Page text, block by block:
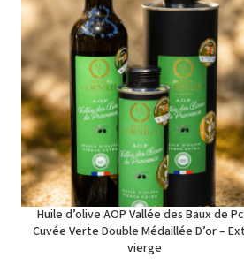
Huile d’olive AOP Vallée des Baux de
Cuvée Verte Double Médaillée D’or –
vierge